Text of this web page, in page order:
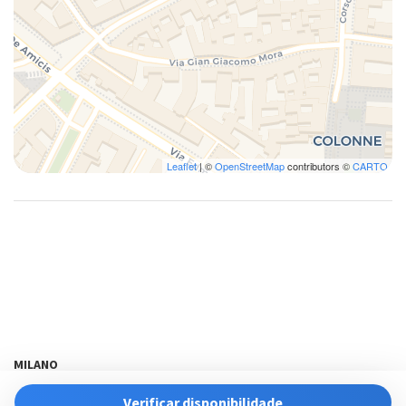
Leaflet| ©OpenStreetMapcontributors ©CARTO
Verificar disponibilidade
MILANO
ota@bluenesthome.it